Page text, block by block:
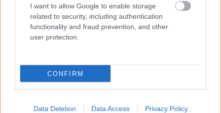
I want to allow Google to enable storage
related to security, including authentication
functionality and fraud prevention, and other
user protection.
CONFIRM
Data Deletion Data Access Privacy Policy